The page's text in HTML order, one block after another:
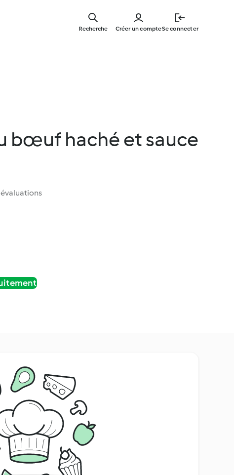
main
Créer un compteSe connecter
Recherche
bœuf haché et sauce